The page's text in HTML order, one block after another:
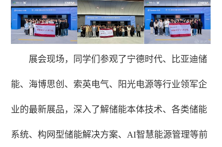
展会现场，同学们参观了宁德时代、比亚迪储
能、海博思创、索英电气、阳光电源等行业领军企
业的最新展品，深入了解储能本体技术、各类储能
系统、构网型储能解决方案、AI智慧能源管理等前